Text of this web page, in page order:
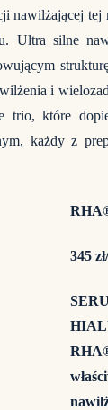
nawilżającej
Ultra silne
i
trio, które
każdy z
345